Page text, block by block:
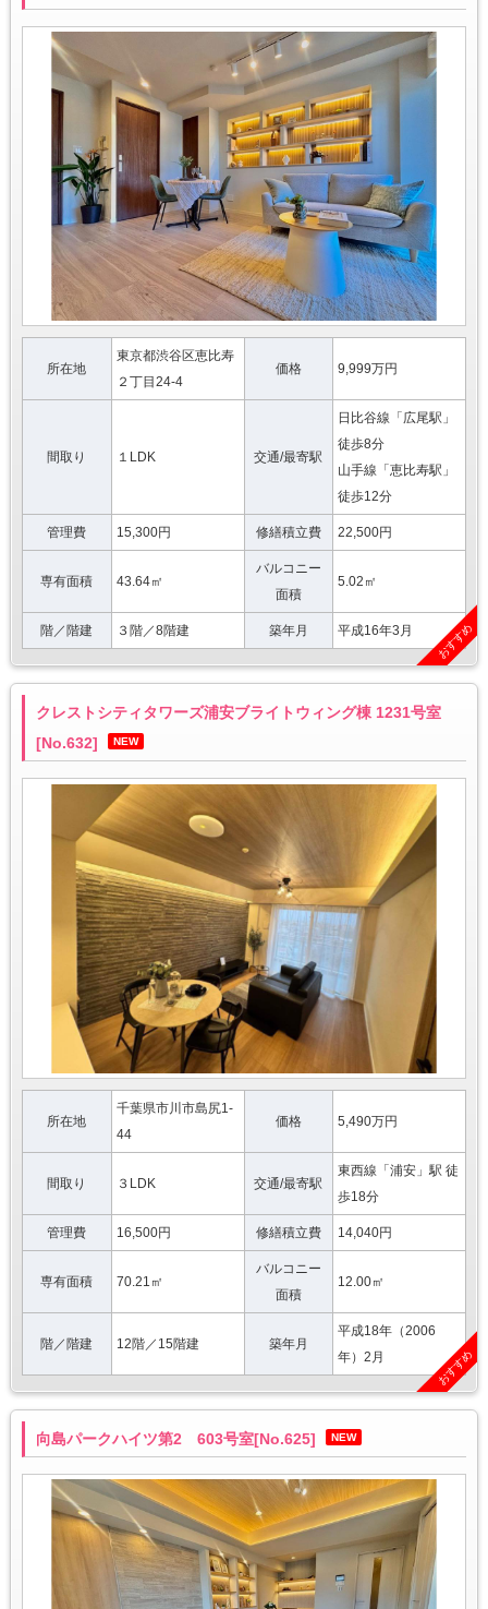
所在地
東京都渋谷区恵比寿
２丁目24-4
価格 9,999万円
間取り １LDK 交通/最寄駅
日比谷線「広尾駅」
徒歩8分
山手線「恵比寿駅」
徒歩12分
管理費 15,300円 修繕積立費 22,500円
専有面積 43.64㎡
バルコニー
面積
5.02㎡
階／階建 ３階／8階建 築年月 平成16年3月 おすすめ
クレストシティタワーズ浦安ブライトウィング棟 1231号室
[No.632]
NEW
所在地
千葉県市川市島尻1-
44
価格 5,490万円
間取り ３LDK 交通/最寄駅
東西線「浦安」駅 徒
歩18分
管理費 16,500円 修繕積立費 14,040円
専有面積 70.21㎡
バルコニー
面積
12.00㎡
階／階建 12階／15階建 築年月
平成18年（2006
年）2月
おすすめ
向島パークハイツ第2 603号室[No.625] NEW